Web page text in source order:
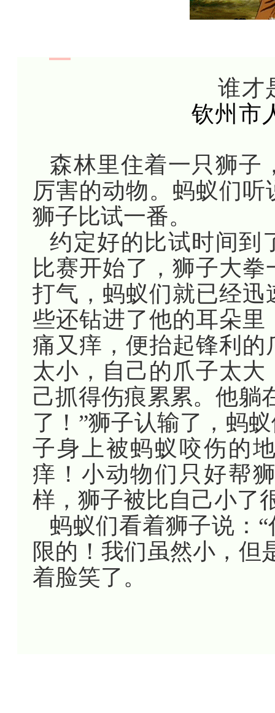
谁才
钦州市
森林里住着一只狮子
厉害的动物。蚂蚁们
狮子比试一番。
约定好的比试时间到
比赛开始了，狮子大
打气，蚂蚁们就已经
些还钻进了他的耳朵
痛又痒，便抬起锋利
太小，自己的爪子太
己抓得伤痕累累。他躺
了！”狮子认输了，蚂
子身上被蚂蚁咬伤的
痒！小动物们只好帮
样，狮子被比自己小了
蚂蚁们看着狮子说：
限的！我们虽然小，但
着脸笑了。